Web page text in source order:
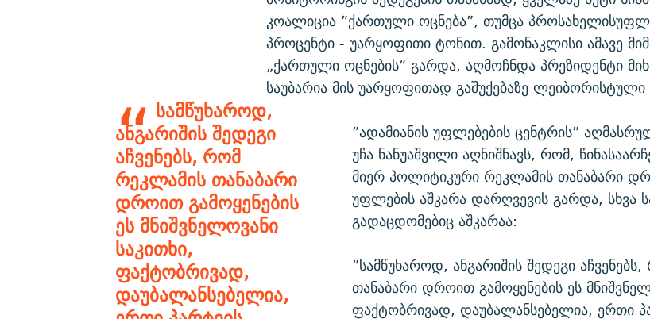
კოალიცია ”ქართული ოცნება”, თუმცა
პროცენტი - უარყოფითი ტონით. გამონაკლისი ამავე
„ქართული ოცნების“ გარდა, აღმოჩნდა პრეზიდენტი
საუბარია მის უარყოფითად გაშუქებაზე ლეიბორისტული
სამწუხაროდ,
ანგარიშის შედეგი
აჩვენებს, რომ
რეკლამის თანაბარი
დროით გამოყენების
ეს მნიშვნელოვანი
საკითხი,
ფაქტობრივად,
დაუბალანსებელია,
”ადამიანის უფლებების ცენტრის”
უჩა ნანუაშვილი აღნიშნავს, რომ,
მიერ პოლიტიკური რეკლამის თანაბარი
უფლების აშკარა დარღვევის გარდა, სხვა
გადაცდომებიც აშკარაა:
”სამწუხაროდ, ანგარიშის შედეგი
თანაბარი დროით გამოყენების ეს
ფაქტობრივად, დაუბალანსებელია, ერთი